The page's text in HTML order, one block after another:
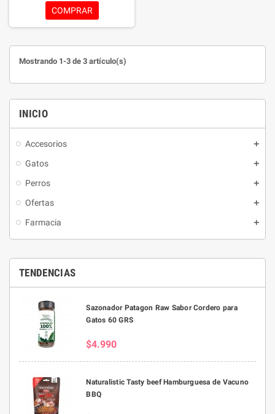
INICIO
Accesorios
Gatos
Perros
Ofertas
Farmacia
TENDENCIAS
Sazonador Patagon Raw Sabor Cordero para
Gatos 60 GRS
$4.990
Naturalistic Tasty beef Hamburguesa de Vacuno
BBQ
natural de la piel y el pelaje. Su
fórmula ayuda a eliminar la
mientras nutre e hidrata el manto,
dejando una sensación de
frescura, suavidad y bienestar.
COMPRAR
Mostrando 1-3 de 3 artículo(s)